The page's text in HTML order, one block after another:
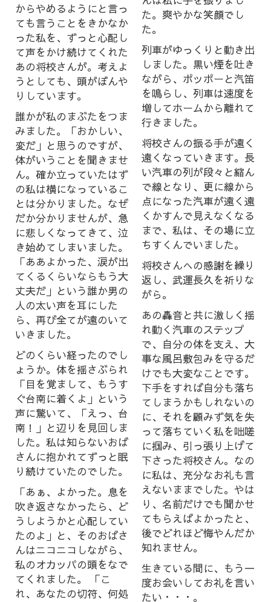
からやめるようにと言っ
ても言うことをきかなか
った私を、ずっと心配し
て声をかけ続けてくれた
あの将校さんが。考えよ
うとしても、頭がぼんや
りしています。
誰かが私のまぶたをつま
みました。「おかしい、
変だ」と思うのですが、
体がいうことを聞きませ
ん。確か立っていたはず
の私は横になっているこ
とは分かりました。なぜ
だか分かりませんが、急
に悲しくなってきて、泣
き始めてしまいました。
「ああよかった、涙が出
てくるくらいならもう大
丈夫だ」という誰か男の
人の太い声を耳にした
ら、再び全てが遠のいて
いきました。
どのくらい経ったのでし
ょうか。体を揺さぶられ
「目を覚まして、もうす
ぐ台南に着くよ」という
声に驚いて、「えっ、台
南！」と辺りを見回しま
した。私は知らないおば
さんに抱かれてずっと眠
り続けていたのでした。
「あぁ、よかった。息を
吹き返さなかったら、ど
うしようかと心配してい
たのよ」と、そのおばさ
んはニコニコしながら、
私のオカッパの頭をなで
てくれました。 「こ
れ、あなたの切符、何処
た。爽やかな笑顔でし
た。
列車がゆっくりと動き出
しました。黒い煙を吐き
ながら、ポッポーと汽笛
を鳴らし、列車は速度を
増してホームから離れて
行きました。
将校さんの振る手が遠く
遠くなっていきます。長
い汽車の列が段々と縮ん
で線となり、更に線から
点になった汽車が遠く遠
くかすんで見えなくなる
まで、私は、その場に立
ちすくんでいました。
将校さんへの感謝を繰り
返し、武運長久を祈りな
がら。
あの轟音と共に激しく揺
れ動く汽車のステップ
で、自分の体を支え、大
事な風呂敷包みを守るだ
けでも大変なことです。
下手をすれば自分も落ち
てしまうかもしれないの
に、それを顧みず気を失
って落ちていく私を咄嗟
に掴み、引っ張り上げて
下さった将校さん。なの
に私は、充分なお礼も言
えないままでした。やは
り、名前だけでも聞かせ
てもらえばよかったと、
後でどれほど悔やんだか
知れません。
生きている間に、もう一
度お会いしてお礼を言い
たい・・・。